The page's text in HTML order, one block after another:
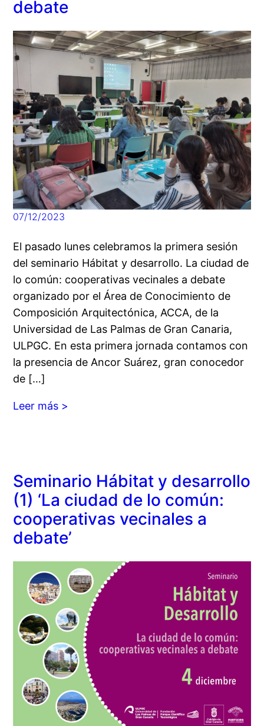
debate
07/12/2023
El pasado lunes celebramos la primera sesión
del seminario Hábitat y desarrollo. La ciudad de
lo común: cooperativas vecinales a debate
organizado por el Área de Conocimiento de
Composición Arquitectónica, ACCA, de la
Universidad de Las Palmas de Gran Canaria,
ULPGC. En esta primera jornada contamos con
la presencia de Ancor Suárez, gran conocedor
de […]
Leer más >
Seminario Hábitat y desarrollo
(1) ‘La ciudad de lo común:
cooperativas vecinales a
debate’